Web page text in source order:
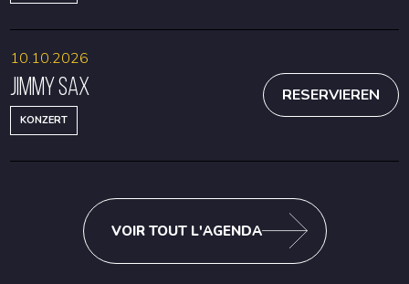
Jimmy Sax
KONZERT
10.10.2026
RESERVIEREN
VOIR TOUT L'AGENDA